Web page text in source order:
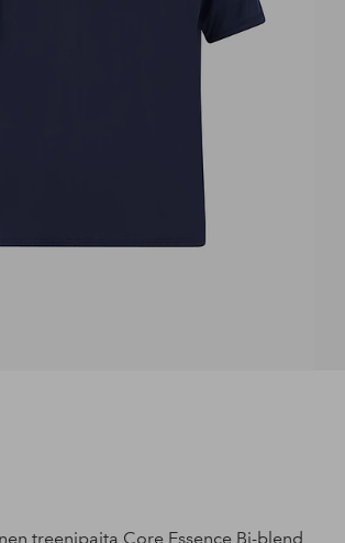
treenipaita Core Essence Bi-blend